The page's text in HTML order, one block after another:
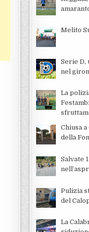
Melito
Serie D,
nel
La
Chiusa
della
Salvate
Pulizia
del
La